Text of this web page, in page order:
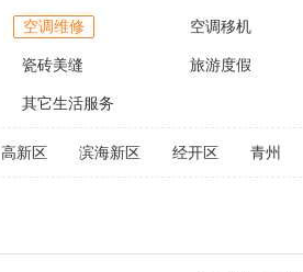
空调维修 空调移机
瓷砖美缝 旅游度假
其它生活服务
高新区 滨海新区 经开区 青州